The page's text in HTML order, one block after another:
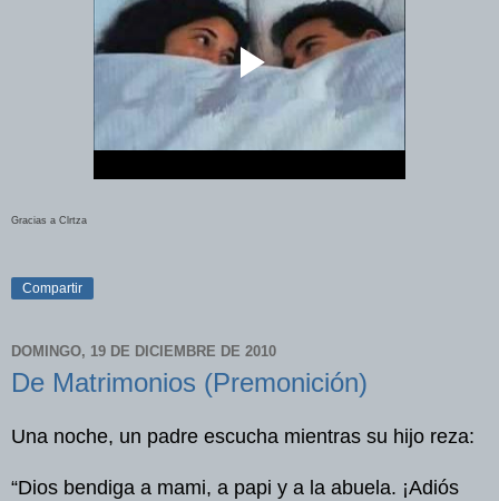
Gracias a Clrtza
Compartir
DOMINGO, 19 DE DICIEMBRE DE 2010
De Matrimonios (Premonición)
Una noche, un padre escucha mientras su hijo reza:
“Dios bendiga a mami, a papi y a la abuela. ¡Adiós